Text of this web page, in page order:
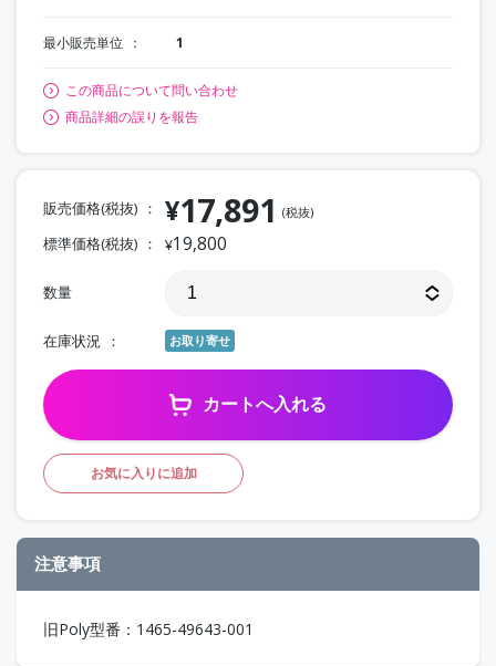
最小販売単位 1
この商品について問い合わせ
商品詳細の誤りを報告
販売価格(税抜) ¥17,891 (税抜)
標準価格(税抜) ¥19,800
数量
在庫状況 お取り寄せ
カートへ入れる
お気に入りに追加
注意事項
旧Poly型番：1465-49643-001